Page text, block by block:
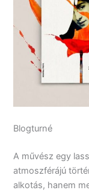
Blogturné
A művész egy
atmoszférájú
alkotás, hanem